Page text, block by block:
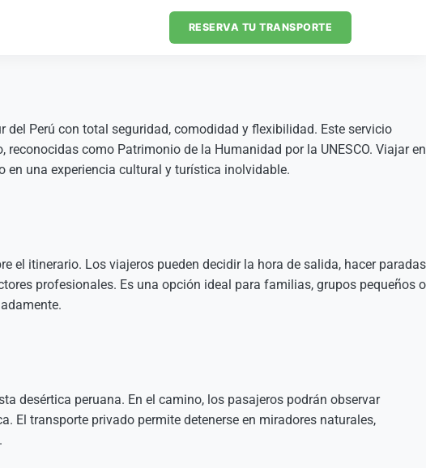
RESERVA TU TRANSPORTE
Perú con total seguridad, comodidad y flexibilidad. Este servicio
como Patrimonio de la Humanidad por la UNESCO. Viajar en
una experiencia cultural y turística inolvidable.
el itinerario. Los viajeros pueden decidir la hora de salida, hacer paradas
profesionales. Es una opción ideal para familias, grupos pequeños o
desértica peruana. En el camino, los pasajeros podrán observar
El transporte privado permite detenerse en miradores naturales,